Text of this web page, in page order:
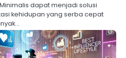
dapat menjadi solusi
kehidupan yang serba cepat